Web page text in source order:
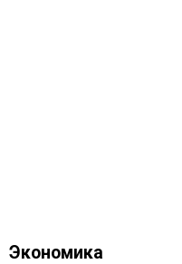
Экономика